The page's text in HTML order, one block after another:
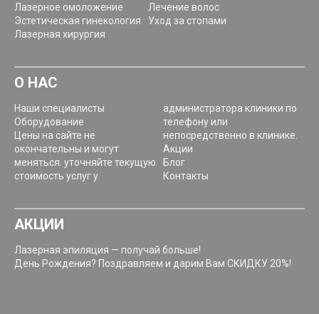
Лазерное омоложение
Эстетическая гинекология
Лазерная хирургия
Лечение волос
Уход за стопами
О НАС
Наши специалисты
Оборудование
Цены на сайте не
окончательны и могут
меняться. уточняйте текущую
стоимость услуг у
администратора клиники по
телефону или
непосредственно в клинике.
Акции
Блог
Контакты
АКЦИИ
Лазерная эпиляция — получай больше!
День Рождения? Поздравляем и дарим Вам СКИДКУ 20%!